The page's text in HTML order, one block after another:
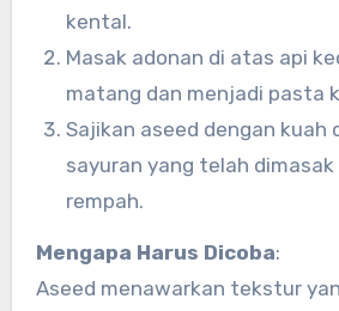
kental.
Masak adonan di atas api
matang dan menjadi pasta
Sajikan aseed dengan kuah
sayuran yang telah
rempah.
Mengapa Harus Dicoba:
Aseed menawarkan tekstur